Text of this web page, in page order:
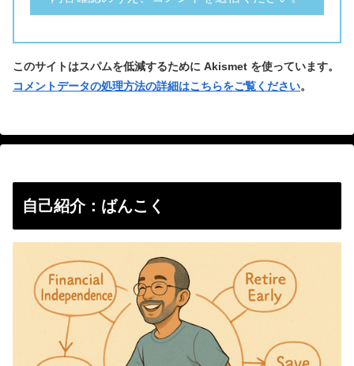
このサイトはスパムを低減するために Akismet を使っています。
コメントデータの処理方法の詳細はこちらをご覧ください。
自己紹介：ばんこく